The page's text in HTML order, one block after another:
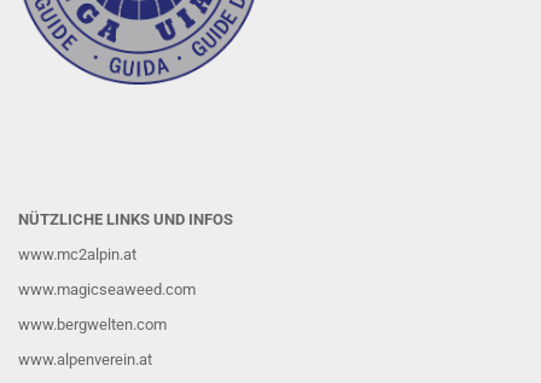
NÜTZLICHE LINKS UND INFOS
www.mc2alpin.at
www.magicseaweed.com
www.bergwelten.com
www.alpenverein.at